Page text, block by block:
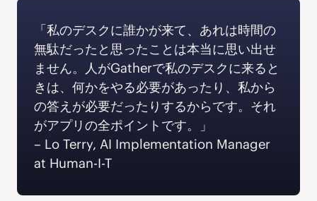
「私のデスクに誰かが来て、あれは時間の
無駄だったと思ったことは本当に思い出せ
ません。人がGatherで私のデスクに来ると
きは、何かをやる必要があったり、私から
の答えが必要だったりするからです。それ
がアプリの全ポイントです。」
‍– Lo Terry, AI Implementation Manager
at Human-I-T